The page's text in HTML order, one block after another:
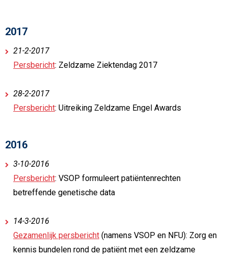
2017
21-2-2017
Persbericht: Zeldzame Ziektendag 2017
28-2-2017
Persbericht: Uitreiking Zeldzame Engel Awards
2016
3-10-2016
Persbericht: VSOP formuleert patiëntenrechten
betreffende genetische data
14-3-2016
Gezamenlijk persbericht (namens VSOP en NFU): Zorg en
kennis bundelen rond de patiënt met een zeldzame